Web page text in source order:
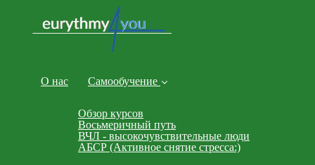
О нас Самообучение
Обзор курсов
Восьмеричный путь
ВЧЛ - высокочувствительные люди
АБСР (Активное снятие стресса:)